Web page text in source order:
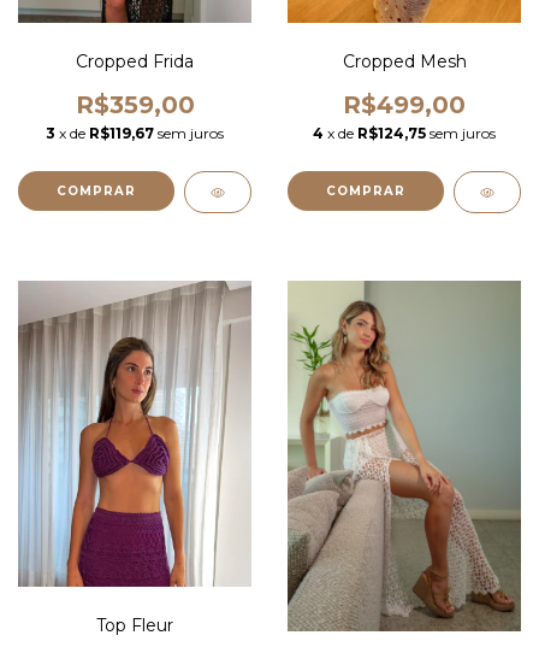
Cropped Frida
R$359,00
3 x de R$119,67 sem juros
COMPRAR
Cropped Mesh
R$499,00
4 x de R$124,75 sem juros
COMPRAR
Top Fleur